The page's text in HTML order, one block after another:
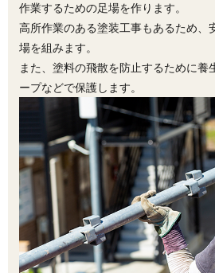
作業するための足場を作ります。
高所作業のある塗装工事もあるため、
場を組みます。
また、塗料の飛散を防止するために養
ープなどで保護します。